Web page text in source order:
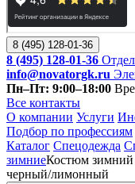
8 (495) 128-01-36
8 (495) 128-01-36
info@novatorgk.ru
Пн–Пт: 9:00–18:00
Все контакты
О компании Услуги
Подбор по профессиям
Каталог Спецодежда
зимниеКостюм зимний
черный/лимонный